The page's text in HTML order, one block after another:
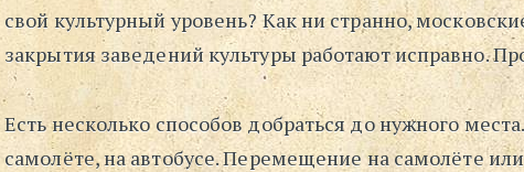
свой культурный уровень? Как ни странно,
закрытия заведений культуры работают исправно.
Есть несколько способов добраться до нужного
самолёте, на автобусе. Перемещение на самолёте